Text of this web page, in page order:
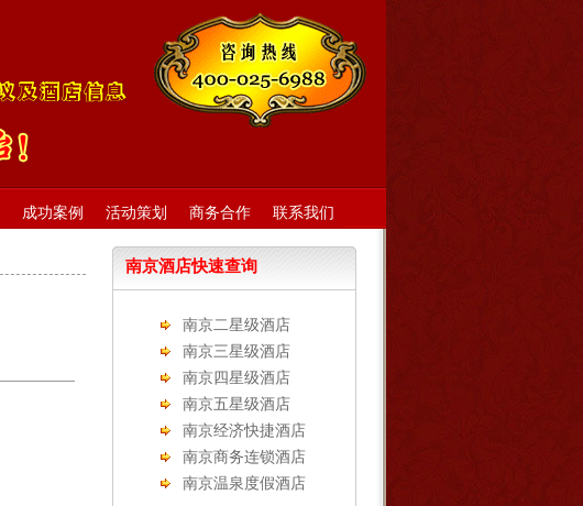
成功案例 活动策划 商务合作 联系我们
南京酒店快速查询
南京二星级酒店
南京三星级酒店
南京四星级酒店
南京五星级酒店
南京经济快捷酒店
南京商务连锁酒店
南京温泉度假酒店